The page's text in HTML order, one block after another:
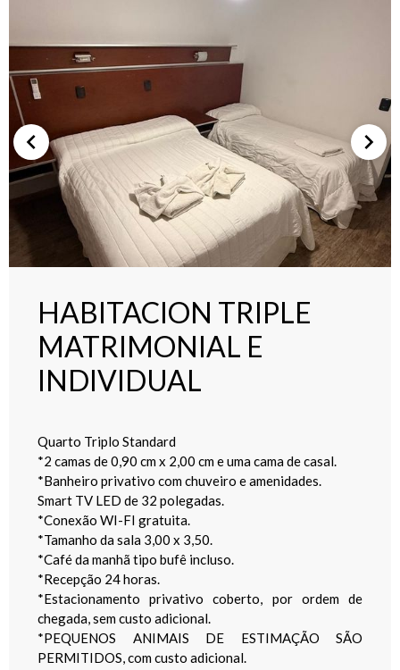
HABITACION TRIPLE
MATRIMONIAL E
INDIVIDUAL
Quarto Triplo Standard
*2 camas de 0,90 cm x 2,00 cm e uma cama de casal.
*Banheiro privativo com chuveiro e amenidades.
Smart TV LED de 32 polegadas.
*Conexão WI-FI gratuita.
*Tamanho da sala 3,00 x 3,50.
*Café da manhã tipo bufê incluso.
*Recepção 24 horas.
*Estacionamento privativo coberto, por ordem de
chegada, sem custo adicional.
*PEQUENOS ANIMAIS DE ESTIMAÇÃO SÃO
PERMITIDOS, com custo adicional.